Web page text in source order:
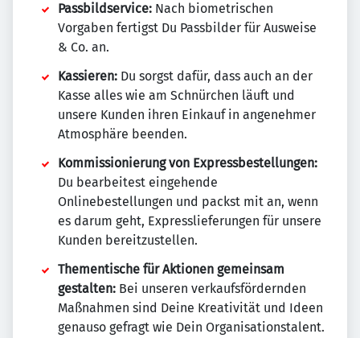
Passbildservice: Nach biometrischen
Vorgaben fertigst Du Passbilder für Ausweise
& Co. an.
Kassieren: Du sorgst dafür, dass auch an der
Kasse alles wie am Schnürchen läuft und
unsere Kunden ihren Einkauf in angenehmer
Atmosphäre beenden.
Kommissionierung von Expressbestellungen:
Du bearbeitest eingehende
Onlinebestellungen und packst mit an, wenn
es darum geht, Expresslieferungen für unsere
Kunden bereitzustellen.
Thementische für Aktionen gemeinsam
gestalten: Bei unseren verkaufsfördernden
Maßnahmen sind Deine Kreativität und Ideen
genauso gefragt wie Dein Organisationstalent.